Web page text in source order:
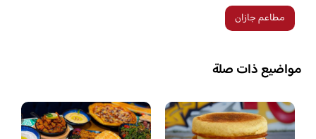
مطاعم جازان
مواضيع ذات صلة